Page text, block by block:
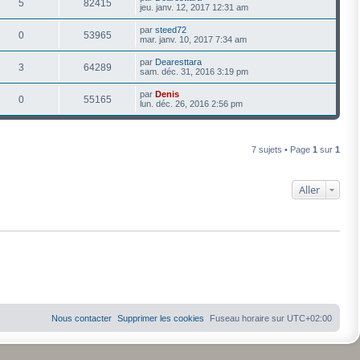
5 82415
jeu. janv. 12, 2017 12:31 am
0 53965 par steed72
mar. janv. 10, 2017 7:34 am
3 64289 par Dearesttara
sam. déc. 31, 2016 3:19 pm
0 55165 par Denis
lun. déc. 26, 2016 2:56 pm
7 sujets • Page 1 sur 1
Aller
Fuseau horaire sur UTC+02:00
Supprimer les cookies
Nous contacter